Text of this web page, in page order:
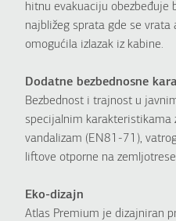
hitnu evakuaciju obezbeđuje
najbližeg sprata gde se
omogućila izlazak iz kabine.
Dodatne bezbednosne
Bezbednost i trajnost u
specijalnim karakteristikama
vandalizam (EN81-71),
liftove otporne na
Eko-dizajn
Atlas Premium je dizajniran